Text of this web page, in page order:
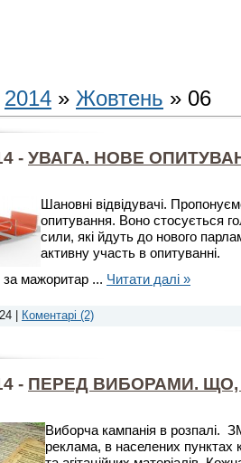
2014 » Жовтень » 06
- УВАГА. НОВЕ
Шановні відвідувачі.
опитування. Воно стосується
сили, які йдуть до нового
активну участь в опитуванні.
за мажоритар ... Читати далі »
| Коментарі (2)
- ПЕРЕД ВИБОРАМИ.
Виборча кампанія в розпалі.
реклама, в населених пунктах